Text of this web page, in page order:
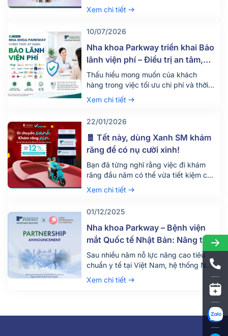
của bạn có thể giúp nhiều người tự tin
hơn khi đưa ra quyết định thay đổi nụ
câu chuyện chân thực từ chính khách
hàng, Nha khoa Parkway phối hợp
cùng AccessTrade triển khai […]
Xem chi tiết
10/07/2026
Nha khoa Parkway triển khai Bảo
lãnh viện phí – Điều trị an tâm,
tận dụng tối đa quyền lợi bảo
hiểm
Thấu hiểu mong muốn của khách
hàng trong việc tối ưu chi phí và thời
gian khi điều trị nha khoa, Nha khoa
Parkway chính thức triển khai dịch vụ
18/06/2026. Bảo lãnh viện phí là gì?
Bảo lãnh viện phí là hình thức công ty
bảo hiểm thanh […]
Xem chi tiết
22/01/2026
🧧 Tết này, dùng Xanh SM khám
răng để có nụ cười xinh!
Bạn đã từng nghĩ rằng việc đi khám
răng đầu năm có thể vừa tiết kiệm chi
phí di chuyển, vừa góp phần bảo vệ
môi trường chưa? Mùa Tết này, Nha
Xanh SM mang đến cho khách hàng
trải nghiệm “Di chuyển xanh – Khám
răng xịn”, […]
Xem chi tiết
01/12/2025
Nha khoa Parkway – Bệnh viện
mắt Quốc tế Nhật Bản: Nâng tầm
trải nghiệm chăm sóc sức khỏe
răng và mắt
Sau nhiều năm nỗ lực nâng cao tiêu
chuẩn y tế tại Việt Nam, hệ thống Nha
khoa Parkway tiếp tục khẳng định
cam kết không ngừng mang đến trải
nghiệm chăm sóc sức khỏe chất lượng
vừa chính thức khởi động dự án hợp
Xem chi tiết